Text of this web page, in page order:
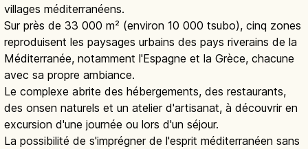
villages méditerranéens.
Sur près de 33 000 m² (environ 10 000 tsubo), cinq zones
reproduisent les paysages urbains des pays riverains de la
Méditerranée, notamment l'Espagne et la Grèce, chacune
avec sa propre ambiance.
Le complexe abrite des hébergements, des restaurants,
des onsen naturels et un atelier d'artisanat, à découvrir en
excursion d'une journée ou lors d'un séjour.
La possibilité de s'imprégner de l'esprit méditerranéen sans